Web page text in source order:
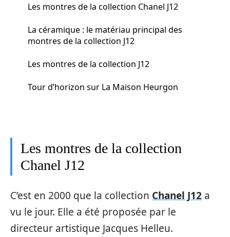
Les montres de la collection Chanel J12
La céramique : le matériau principal des
montres de la collection J12
Les montres de la collection J12
Tour d’horizon sur La Maison Heurgon
Les montres de la collection
Chanel J12
C’est en 2000 que la collection Chanel J12 a
vu le jour. Elle a été proposée par le
directeur artistique Jacques Helleu.